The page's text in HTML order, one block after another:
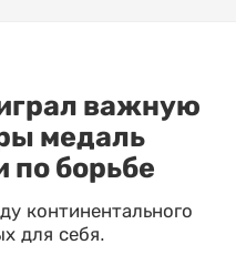
важную
медаль
по борьбе
континентального
для себя.